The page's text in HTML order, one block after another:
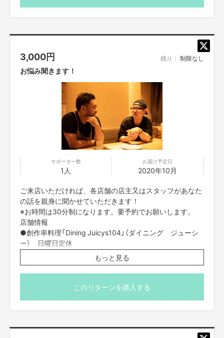
近隣のお店が助け合う「優しい仕組み」
具体的な仕組みの説明
（おトクな定額サービス）
まずは、四ツ橋エリアの様々なお店（今回のプロジェクトに将来的に加盟し
てくれる飲食店やエステ、ヘアサロン、整体院、洋服屋さんなど）、数十店
舗で使える「共通の会員カード」をオンライン上で発行。お客様はアカウン
トを登録し、スマホ画面を提示するだけで加盟店で「割引」や「ドリンク無
料」などの特典を受けられます。
例えば「月定額1000円」や、「月定額3000円」などのプランで「支払額を大き
く上回る体験価値」を得ることができます。
3,000円 残り： 制限なし
お悩み聞きます！
サポーター数
1人
お届け予定日
2020年10月
ご来店いただければ、各店舗の店主又はスタッフがあなた
の話を親身に聞かせていただきます！
※お時間は30分制になります。要予約でお願いします。
店舗情報
●創作串料理「Dining Juicys104」（ダイニング ジューシ
ー） 日曜日定休
18:00-21:00http://diningjuicys-104.jp
●Trattoria Bar Giorno （イタリア食堂「ジョルノ」） 月曜日
定休
12:00-13:00（火曜ー金曜）
もっと見る
このリターンを購入する